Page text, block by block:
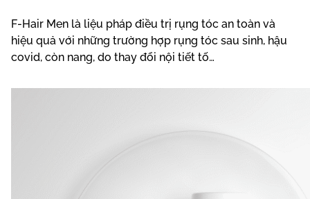
F-Hair Men là liệu pháp điều trị rụng tóc an toàn và
hiệu quả với những trường hợp rụng tóc sau sinh, hậu
covid, còn nang, do thay đổi nội tiết tố…